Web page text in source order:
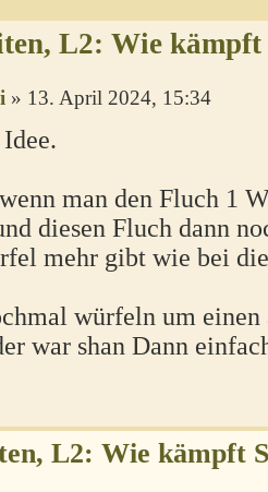
L2: Wie kämpft
» 13. April 2024, 15:34
man den Fluch 1
diesen Fluch dann
mehr gibt wie bei
würfeln um einen
war shan Dann
L2: Wie kämpft